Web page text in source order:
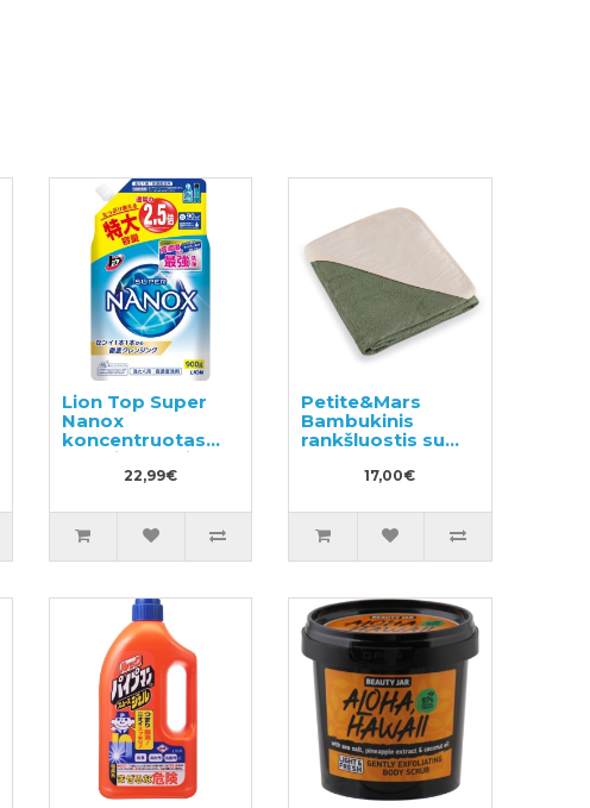
Lion Top Super
Nanox
koncentruotas
skalbimo gelis,
užpildas 900g
22,99€
Petite&Mars
Bambukinis
rankšluostis su
17,00€